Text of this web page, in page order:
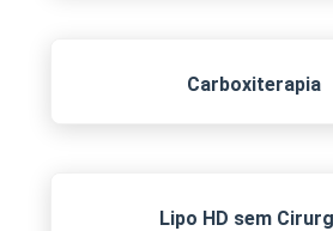
Carboxiterapia
Lipo HD sem